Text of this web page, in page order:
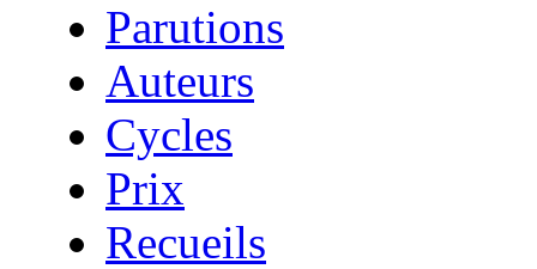
Parutions
Auteurs
Cycles
Prix
Recueils